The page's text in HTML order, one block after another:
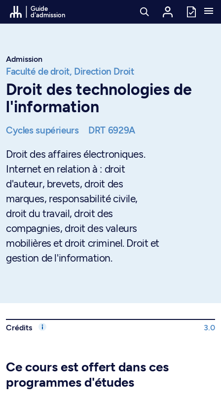
Passer au contenu
Guide
d'admission
Admission
Faculté de droit, Direction Droit
Droit des technologies de
l'information
Cycles supérieurs DRT 6929A
Droit des affaires électroniques.
Internet en relation à : droit
d'auteur, brevets, droit des
marques, responsabilité civile,
droit du travail, droit des
compagnies, droit des valeurs
mobilières et droit criminel. Droit et
gestion de l'information.
Crédits 3.0
Ce cours est offert dans ces
programmes d'études